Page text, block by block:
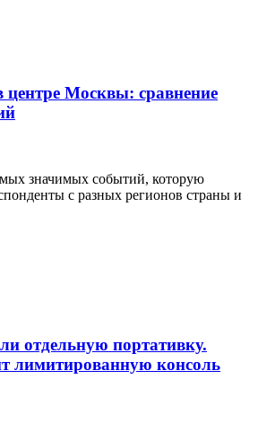
центре Москвы: сравнение
значимых событий, которую
с разных регионов страны и
отдельную портативку.
лимитированную консоль